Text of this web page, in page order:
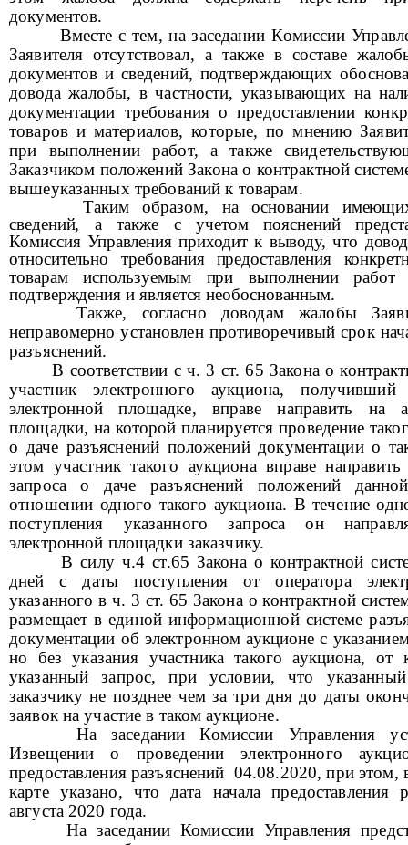
документов.
Вместе с тем, на заседании Комиссии
Заявителя отсутствовал, а также в составе
документов и сведений, подтверждающих
довода жалобы, в частности, указывающих на
документации требования о предоставлении
товаров и материалов, которые, по мнению
при выполнении работ, а также
Заказчиком положений Закона о контрактной
вышеуказанных требований к товарам.
Таким образом, на основании
сведений, а также с учетом пояснений
Комиссия Управления приходит к выводу, что
относительно требования
предоставления
товарам используемым при выполнении
подтверждения и является необоснованным.
Также, согласно доводам жалобы
неправомерно установлен противоречивый срок
разъяснений.
В соответствии с ч. 3 ст. 65 Закона о
участник электронного аукциона,
электронной площадке, вправе направить на
площадки, на которой планируется проведение
о даче разъяснений положений документации о
этом участник такого аукциона вправе
запроса о даче разъяснений положений
отношении одного такого аукциона. В течение
поступления указанного запроса он
электронной площадки заказчику.
В силу ч.4 ст.65 Закона о контрактной
дней с даты поступления от оператора
указанного в ч. 3 ст. 65 Закона о контрактной
размещает в единой информационной системе
документации об электронном аукционе с
но без указания участника такого аукциона, от
указанный запрос, при условии, что
заказчику не позднее чем за три дня до даты
заявок на участие в таком аукционе.
На заседании Комиссии Управления
Извещении о проведении электронного
предоставления разъяснений 04.08.2020, при
карте указано, что дата начала
августа 2020 года.
На заседании Комиссии Управления